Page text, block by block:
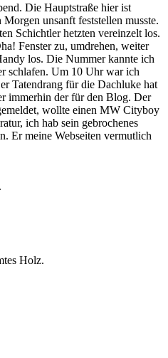
Die Hauptstraße hier ist
unsanft feststellen musste.
Schichtler hetzten vereinzelt los.
Fenster zu, umdrehen, weiter
los. Die Nummer kannte ich
schlafen. Um 10 Uhr war ich
Tatendrang für die Dachluke hat
immerhin der für den Blog. Der
wollte einen MW Cityboy
ich hab sein gebrochenes
Er meine Webseiten vermutlich
Holz.